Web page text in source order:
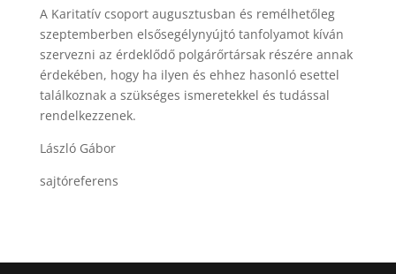
A Karitatív csoport augusztusban és remélhetőleg
szeptemberben elsősegélynyújtó tanfolyamot kíván
szervezni az érdeklődő polgárőrtársak részére annak
érdekében, hogy ha ilyen és ehhez hasonló esettel
találkoznak a szükséges ismeretekkel és tudással
rendelkezzenek.
László Gábor
sajtóreferens